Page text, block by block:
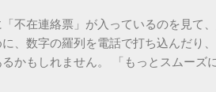
といった 文字コード です。パソコ
換候補に出ない文字でも、この住所
機能！文字コードで漢字を出す「16
不在連絡票」が入っているのを見て
、数字の羅列を電話で打ち込んだり
かもしれません。 「もっとスムーズ